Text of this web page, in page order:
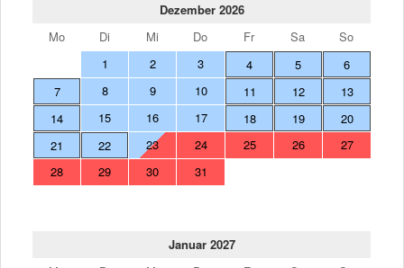
Dezember 2026
Mo
Di Mi Do Fr Sa
So
1
2 3 4 5
6
7
8 9 10 11 12
13
14
15 16 17 18 19
20
21
22 23 24 25 26
27
28
29 30 31
Januar 2027